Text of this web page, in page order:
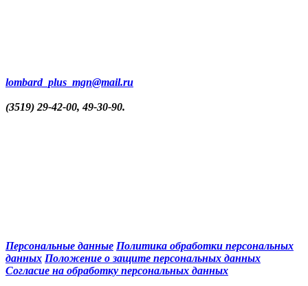
lombard_plus_mgn@mail.ru
(3519) 29-42-00, 49-30-90.
Персональные данные Политика обработки персональных
данных Положение о защите персональных данных
Согласие на обработку персональных данных